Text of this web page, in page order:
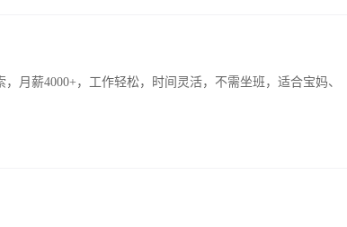
月薪4000+，工作轻松，时间灵活，不需坐班，适合宝妈、